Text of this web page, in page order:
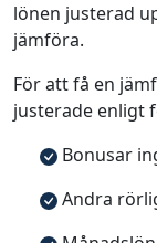
lönen justerad
jämföra.
För att få en
justerade enligt
Bonusar
Andra